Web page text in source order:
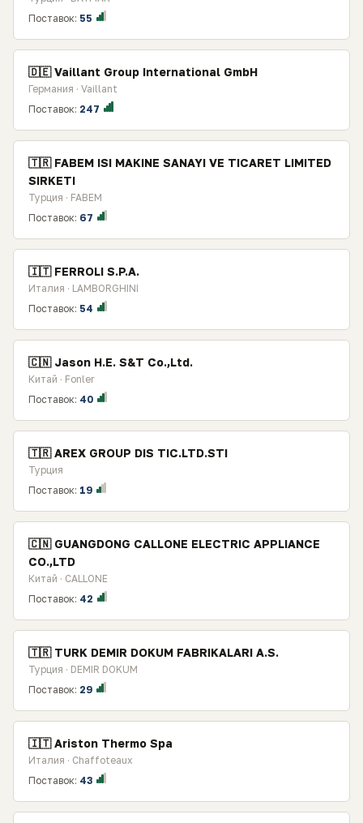
Поставок: 55
🇩🇪 Vaillant Group International GmbH
Германия · Vaillant
Поставок: 247
🇹🇷 FABEM ISI MAKINE SANAYI VE TICARET LIMITED
SIRKETI
Турция · FABEM
Поставок: 67
🇮🇹 FERROLI S.P.A.
Италия · LAMBORGHINI
Поставок: 54
🇨🇳 Jason H.E. S&T Co.,Ltd.
Китай · Fonler
Поставок: 40
🇹🇷 AREX GROUP DIS TIC.LTD.STI
Турция
Поставок: 19
🇨🇳 GUANGDONG CALLONE ELECTRIC APPLIANCE
CO.,LTD
Китай · CALLONE
Поставок: 42
🇹🇷 TURK DEMIR DOKUM FABRIKALARI A.S.
Турция · DEMIR DOKUM
Поставок: 29
🇮🇹 Ariston Thermo Spa
Италия · Chaffoteaux
Поставок: 43